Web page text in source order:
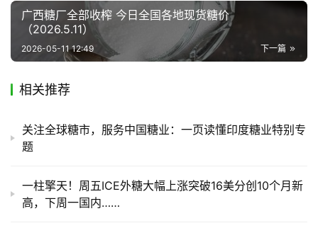
链
销
运
广西糖厂全部收榨 今日全国各地现货糖价
（2026.5.11）
下一篇
2026-05-11 12:49
相关推荐
关注全球糖市，服务中国糖业：一页读懂印度糖业特别专
题
一柱擎天！周五ICE外糖大幅上涨突破16美分创10个月新
高，下周一国内……